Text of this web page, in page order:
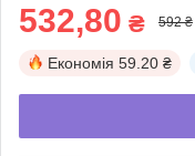
532,80 ₴ 592 ₴
Економія 59.20 ₴